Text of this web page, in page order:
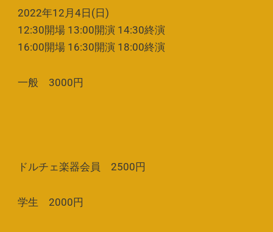
2022年12月4日(日)
12:30開場 13:00開演 14:30終演
16:00開場 16:30開演 18:00終演
一般 3000円
ドルチェ楽器会員 2500円
学生 2000円